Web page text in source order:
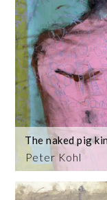
Peter Kohl
The naked pig